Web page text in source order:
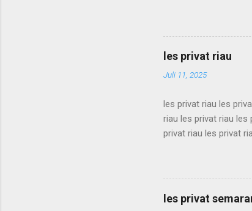
privat sukabumi les
privat sukabumi les
privat sukabumi les
privat sukabumi les
les privat riau
Juli 11, 2025
les privat riau les
riau les privat riau les
privat riau les privat
riau les privat riau
privat riau les privat
les privat riau les
les privat